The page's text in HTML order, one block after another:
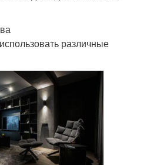
различные